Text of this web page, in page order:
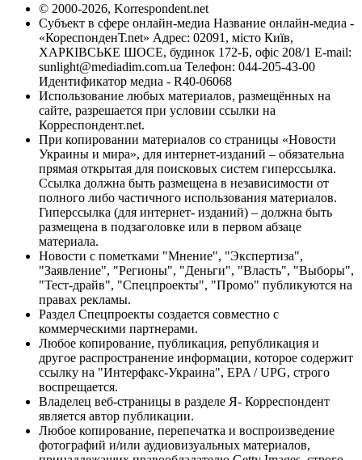
© 2000-2026, Korrespondent.net
Субъект в сфере онлайн-медиа Название онлайн-медиа -
«КореспонденТ.net» Адрес: 02091, місто Київ,
ХАРКІВСЬКЕ ШОСЕ, будинок 172-Б, офіс 208/1 E-mail:
sunlight@mediadim.com.ua Телефон: 044-205-43-00
Идентификатор медиа - R40-06068
Использование любых материалов, размещённых на
сайте, разрешается при условии ссылки на
Корреспондент.net.
При копировании материалов со страницы «Новости
Украины и мира», для интернет-изданий – обязательна
прямая открытая для поисковых систем гиперссылка.
Ссылка должна быть размещена в независимости от
полного либо частичного использования материалов.
Гиперссылка (для интернет- изданий) – должна быть
размещена в подзаголовке или в первом абзаце
материала.
Новости с пометками "Мнение", "Экспертиза",
"Заявление", "Регионы", "Деньги", "Власть", "Выборы",
"Тест-драйв", "Спецпроекты", "Промо" публикуются на
правах рекламы.
Раздел Спецпроекты создается совместно с
коммерческими партнерами.
Любое копирование, публикация, републикация и
другое распространение информации, которое содержит
ссылку на "Интерфакс-Украина", EPA / UPG, строго
воспрещается.
Владелец веб-страницы в разделе Я- Корреспондент
является автор публикации.
Любое копирование, перепечатка и воспроизведение
фотографий и/или аудиовизуальных материалов,